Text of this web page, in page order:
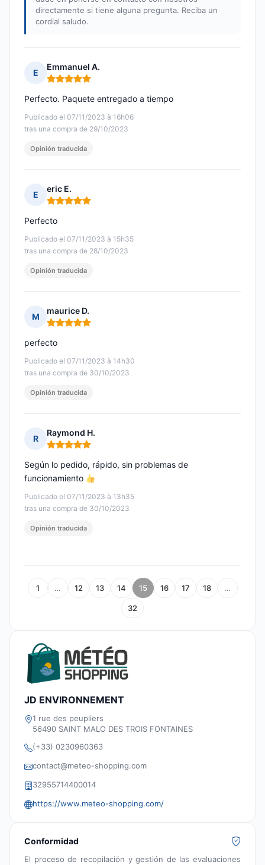
directamente si tiene alguna pregunta. Reciba un
cordial saludo.
E
Emmanuel A.
Nota: 5 de 5
Publicado el 07/11/2023 à 16h06
tras una compra de 29/10/2023
Perfecto. Paquete entregado a tiempo
Opinión traducida
E
eric E.
Nota: 5 de 5
Publicado el 07/11/2023 à 15h35
tras una compra de 28/10/2023
Perfecto
Opinión traducida
M
maurice D.
Nota: 5 de 5
Publicado el 07/11/2023 à 14h30
tras una compra de 30/10/2023
perfecto
Opinión traducida
R
Raymond H.
Nota: 5 de 5
Publicado el 07/11/2023 à 13h35
tras una compra de 30/10/2023
Según lo pedido, rápido, sin problemas de
funcionamiento
Opinión traducida
1 … 12 13 14 15 16 17 18 …
32
JD ENVIRONNEMENT
1 rue des peupliers
56490 SAINT MALO DES TROIS FONTAINES
(+33) 0230960363
contact@meteo-shopping.com
32955714400014
https://www.meteo-shopping.com/
Conformidad
El proceso de recopilación y gestión de las evaluaciones